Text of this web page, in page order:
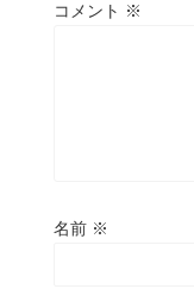
コメント ※
名前 ※